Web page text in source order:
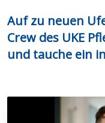
Auf zu neuen
Crew des UKE
und tauche ein